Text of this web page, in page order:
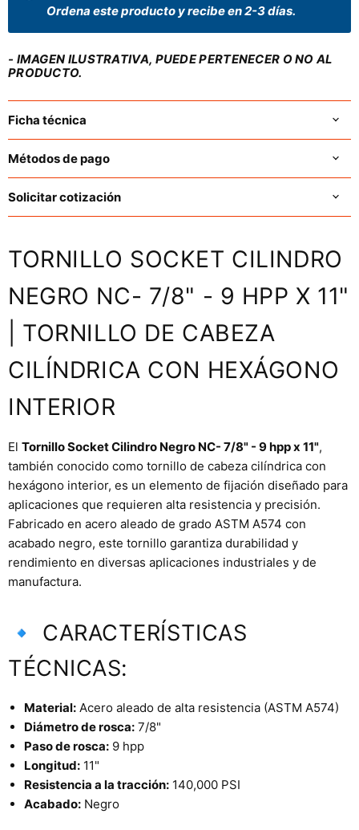
Ordena este producto y recibe en 2-3 días.
- IMAGEN ILUSTRATIVA, PUEDE PERTENECER O NO AL
PRODUCTO.
Ficha técnica
Métodos de pago
Solicitar cotización
TORNILLO SOCKET CILINDRO
NEGRO NC- 7/8" - 9 HPP X 11"
| TORNILLO DE CABEZA
CILÍNDRICA CON HEXÁGONO
INTERIOR
El Tornillo Socket Cilindro Negro NC- 7/8" - 9 hpp x 11",
también conocido como tornillo de cabeza cilíndrica con
hexágono interior, es un elemento de fijación diseñado para
aplicaciones que requieren alta resistencia y precisión.
Fabricado en acero aleado de grado ASTM A574 con
acabado negro, este tornillo garantiza durabilidad y
rendimiento en diversas aplicaciones industriales y de
manufactura.
🔹 CARACTERÍSTICAS
TÉCNICAS:
Material: Acero aleado de alta resistencia (ASTM A574)
Diámetro de rosca: 7/8"
Paso de rosca: 9 hpp
Longitud: 11"
Resistencia a la tracción: 140,000 PSI
Acabado: Negro